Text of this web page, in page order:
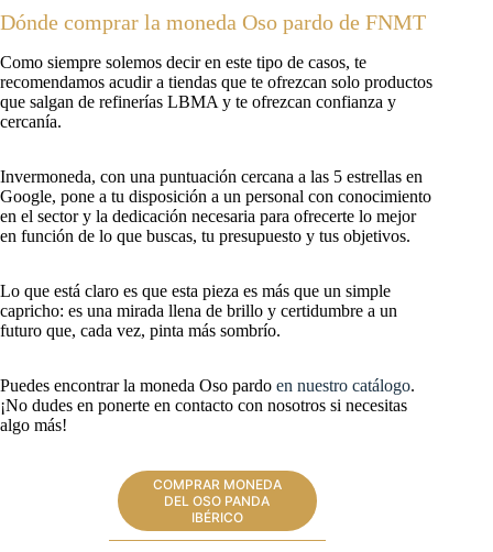
Dónde comprar la moneda Oso pardo de FNMT
Como siempre solemos decir en este tipo de casos, te
recomendamos acudir a tiendas que te ofrezcan solo productos
que salgan de refinerías LBMA y te ofrezcan confianza y
cercanía.
Invermoneda, con una puntuación cercana a las 5 estrellas en
Google, pone a tu disposición a un personal con conocimiento
en el sector y la dedicación necesaria para ofrecerte lo mejor
en función de lo que buscas, tu presupuesto y tus objetivos.
Lo que está claro es que esta pieza es más que un simple
capricho: es una mirada llena de brillo y certidumbre a un
futuro que, cada vez, pinta más sombrío.
Puedes encontrar la moneda Oso pardo en nuestro catálogo.
¡No dudes en ponerte en contacto con nosotros si necesitas
algo más!
COMPRAR MONEDA
DEL OSO PANDA
IBÉRICO